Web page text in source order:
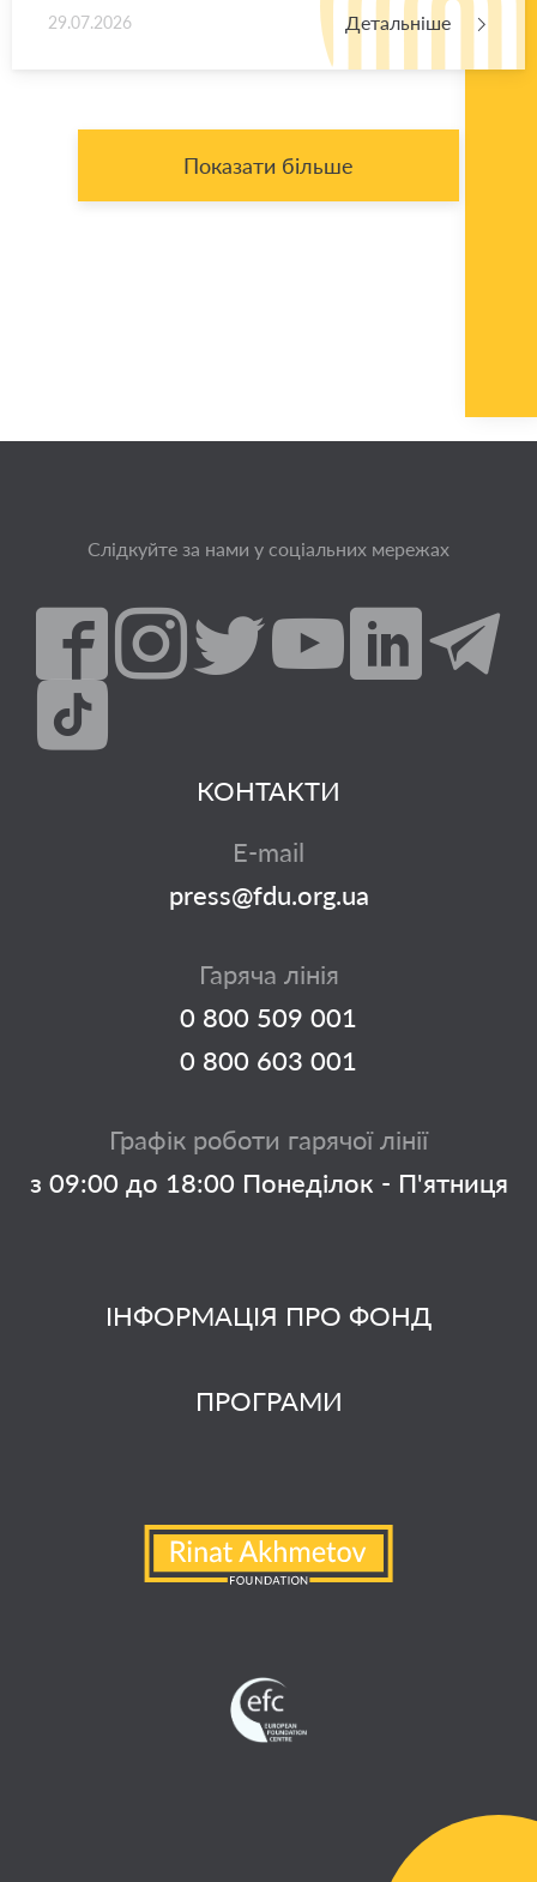
29.07.2026 Детальніше
Показати більше
Слідкуйте за нами у соціальних мережах
ІНФОРМАЦІЯ ПРО ФОНД
ПРОГРАМИ
КОНТАКТИ
E-mail
press@fdu.org.ua
Гаряча лінія
0 800 509 001
0 800 603 001
Графік роботи гарячої лінії
з 09:00 до 18:00 Понеділок - П'ятниця